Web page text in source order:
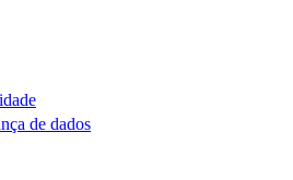
de dados